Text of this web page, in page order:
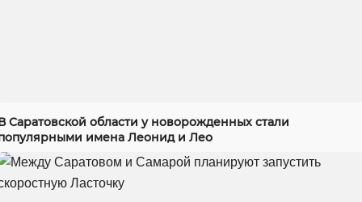
Саратовской области у новорожденных стали
имена Леонид и Лео